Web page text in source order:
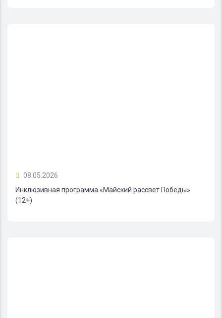
08.05.2026
Инклюзивная программа «Майский рассвет Победы»
(12+)